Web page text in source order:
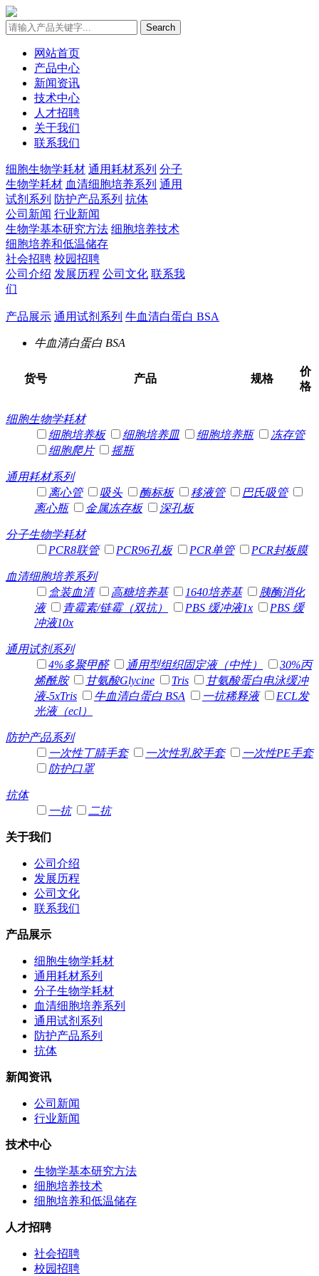
Search
网站首页
产品中心
新闻资讯
技术中心
人才招聘
关于我们
联系我们
细胞生物学耗材 通用耗材系列 分子
生物学耗材 血清细胞培养系列 通用
试剂系列 防护产品系列 抗体
公司新闻 行业新闻
生物学基本研究方法 细胞培养技术
细胞培养和低温储存
社会招聘 校园招聘
公司介绍 发展历程 公司文化 联系我
们
产品展示 通用试剂系列 牛血清白蛋白 BSA
牛血清白蛋白 BSA
货号 产品 规格
价
格
细胞生物学耗材
细胞培养板
细胞培养皿 细胞培养瓶
冻存管
细胞爬片
摇瓶
通用耗材系列
离心管
吸头 酶标板 移液管
巴氏吸管
离心瓶
金属冻存板 深孔板
分子生物学耗材
PCR8联管
PCR96孔板 PCR单管 PCR封板膜
血清细胞培养系列
盒装血清
高糖培养基 1640培养基
胰酶消化
液
青霉素/链霉（双抗） PBS 缓冲液1x
PBS 缓
冲液10x
通用试剂系列
4%多聚甲醛
通用型组织固定液（中性）
30%丙
烯酰胺
甘氨酸Glycine Tris
甘氨酸蛋白电泳缓冲
液-5xTris
牛血清白蛋白 BSA 一抗稀释液
ECL发
光液（ecl）
防护产品系列
一次性丁腈手套
一次性乳胶手套
一次性PE手套
防护口罩
抗体
一抗
二抗
关于我们
公司介绍
发展历程
公司文化
联系我们
产品展示
细胞生物学耗材
通用耗材系列
分子生物学耗材
血清细胞培养系列
通用试剂系列
防护产品系列
抗体
新闻资讯
公司新闻
行业新闻
技术中心
生物学基本研究方法
细胞培养技术
细胞培养和低温储存
人才招聘
社会招聘
校园招聘